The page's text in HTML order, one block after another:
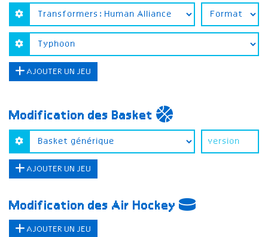
AJOUTER UN JEU
Modification des Basket
AJOUTER UN JEU
Modification des Air Hockey
AJOUTER UN JEU